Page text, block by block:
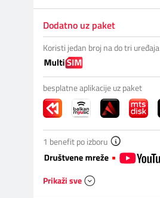
Dodatno uz paket
Koristi jedan broj na do tri uređaja
besplatne aplikacije uz paket
1 benefit po izboru
Prikaži sve